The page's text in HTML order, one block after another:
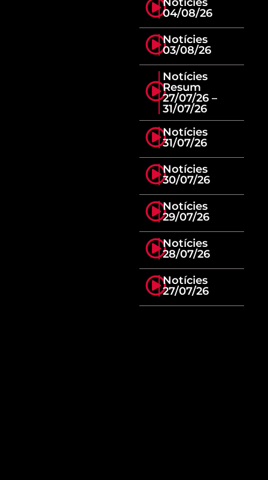
04/08/26
Notícies
03/08/26
Notícies
Resum
27/07/26 –
31/07/26
Notícies
31/07/26
Notícies
30/07/26
Notícies
29/07/26
Notícies
28/07/26
Notícies
27/07/26